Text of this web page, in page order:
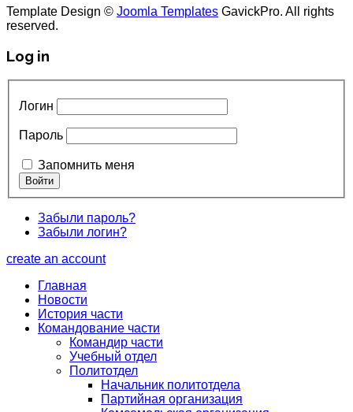
Template Design © Joomla Templates GavickPro. All rights
reserved.
Log in
Логин
Пароль
Запомнить меня
Забыли пароль?
Забыли логин?
create an account
Главная
Новости
История части
Командование части
Командир части
Учебный отдел
Политотдел
Начальник политотдела
Партийная организация